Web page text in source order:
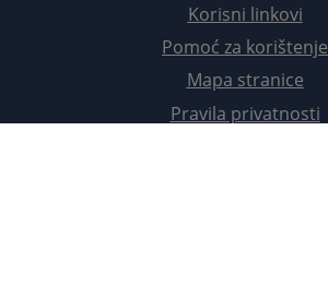
Korisni linkovi
Pomoć za korištenje
Mapa stranice
Pravila privatnosti